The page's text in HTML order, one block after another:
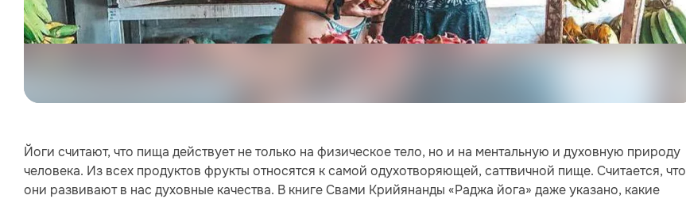
Йоги считают, что пища действует не только на физическое тело, но и на ментальную и духовную природу
человека. Из всех продуктов фрукты относятся к самой одухотворяющей, саттвичной пище. Считается, что
они развивают в нас духовные качества. В книге Свами Крийянанды «Раджа йога» даже указано, какие